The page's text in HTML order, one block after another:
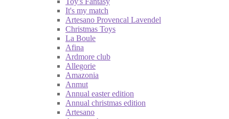
It's my match
Artesano Provencal Lavendel
Christmas Toys
La Boule
Afina
Ardmore club
Allegorie
Amazonia
Anmut
Annual easter edition
Annual christmas edition
Artesano